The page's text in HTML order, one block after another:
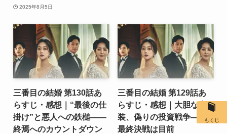
2025年8月5日
三番目の結婚 第130話あ
らすじ・感想｜“最後の仕
掛け”と悪人への鉄槌――
終焉へのカウントダウン
三番目の結婚 第129話あ
らすじ・感想｜大胆な変
装、偽りの投資戦争――
最終決戦は目前
もくじ